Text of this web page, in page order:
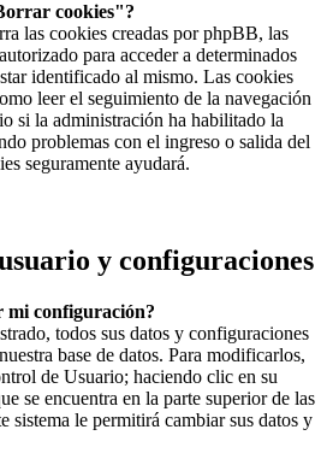
cookies"?
las cookies creadas por phpBB, las
para acceder a determinados
identificado al mismo. Las cookies
leer el seguimiento de la navegación
si la administración ha habilitado la
problemas con el ingreso o salida del
seguramente ayudará.
y configuraciones
mi configuración?
todos sus datos y configuraciones
base de datos. Para modificarlos,
de Usuario; haciendo clic en su
se encuentra en la parte superior de las
sistema le permitirá cambiar sus datos y